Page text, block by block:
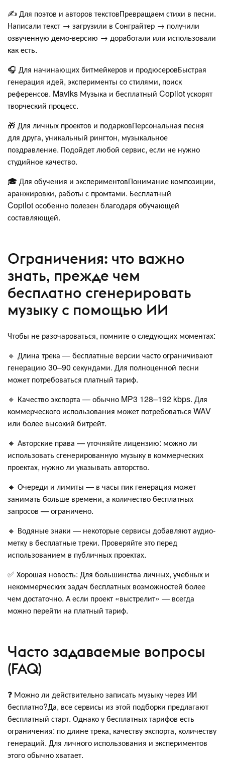
✍️ Для поэтов и авторов текстовПревращаем стихи в песни.
Написали текст → загрузили в Сонграйтер → получили
озвученную демо-версию → доработали или использовали
как есть.
🎧 Для начинающих битмейкеров и продюсеровБыстрая
генерация идей, эксперименты со стилями, поиск
референсов. Maviks Музыка и бесплатный Copilot ускорят
творческий процесс.
🎁 Для личных проектов и подарковПерсональная песня
для друга, уникальный рингтон, музыкальное
поздравление. Подойдет любой сервис, если не нужно
студийное качество.
🎓 Для обучения и экспериментовПонимание композиции,
аранжировки, работы с промтами. Бесплатный
Copilot особенно полезен благодаря обучающей
составляющей.
Ограничения: что важно
знать, прежде чем
бесплатно сгенерировать
музыку с помощью ИИ
Чтобы не разочароваться, помните о следующих моментах:
🔸 Длина трека — бесплатные версии часто ограничивают
генерацию 30–90 секундами. Для полноценной песни
может потребоваться платный тариф.
🔸 Качество экспорта — обычно MP3 128–192 kbps. Для
коммерческого использования может потребоваться WAV
или более высокий битрейт.
🔸 Авторские права — уточняйте лицензию: можно ли
использовать сгенерированную музыку в коммерческих
проектах, нужно ли указывать авторство.
🔸 Очереди и лимиты — в часы пик генерация может
занимать больше времени, а количество бесплатных
запросов — ограничено.
🔸 Водяные знаки — некоторые сервисы добавляют аудио-
метку в бесплатные треки. Проверяйте это перед
использованием в публичных проектах.
✅ Хорошая новость: Для большинства личных, учебных и
некоммерческих задач бесплатных возможностей более
чем достаточно. А если проект «выстрелит» — всегда
можно перейти на платный тариф.
Часто задаваемые вопросы
(FAQ)
❓ Можно ли действительно записать музыку через ИИ
бесплатно?Да, все сервисы из этой подборки предлагают
бесплатный старт. Однако у бесплатных тарифов есть
ограничения: по длине трека, качеству экспорта, количеству
генераций. Для личного использования и экспериментов
этого обычно хватает.